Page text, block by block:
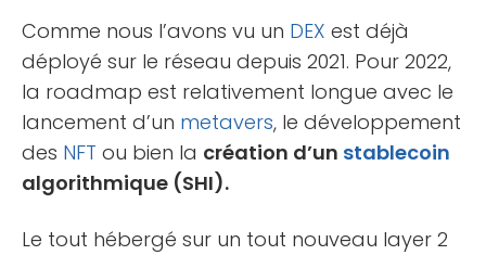
Comme nous l’avons vu un DEX est déjà
déployé sur le réseau depuis 2021. Pour 2022,
la roadmap est relativement longue avec le
lancement d’un metavers, le développement
des NFT ou bien la création d’un stablecoin
algorithmique (SHI).
Le tout hébergé sur un tout nouveau layer 2